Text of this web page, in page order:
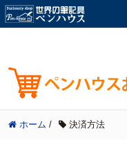
ホーム / 決済方法